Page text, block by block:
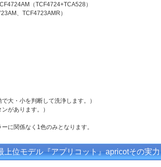
（TCF4724+TCA528）
、TCF4723AMR）
大・小を判断して洗浄します。）
があります。）
に関係なく1色のみとなります。
上位モデル『アプリコット』apricotその実